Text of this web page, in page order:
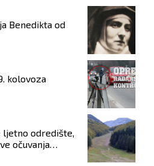
Benedikta od
kolovoza
ljetno odredište,
očuvanja